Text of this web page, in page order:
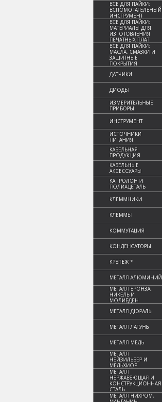
ВСЕ ДЛЯ ПАЙКИ:
ВСПОМОГАТЕЛЬНЫЙ
ИНСТРУМЕНТ
ВСЕ ДЛЯ ПАЙКИ:
МАТЕРИАЛЫ ДЛЯ
ИЗГОТОВЛЕНИЯ
ПЕЧАТНЫХ ПЛАТ
ВСЕ ДЛЯ ПАЙКИ:
МАСЛА, СМАЗКИ И
ЗАЩИТНЫЕ
ПОКРЫТИЯ
ДАТЧИКИ
ДИОДЫ
ИЗМЕРИТЕЛЬНЫЕ
ПРИБОРЫ
ИНСТРУМЕНТ
ИСТОЧНИКИ
ПИТАНИЯ
КАБЕЛЬНАЯ
ПРОДУКЦИЯ
КАБЕЛЬНЫЕ
АКСЕССУАРЫ
КАПРОЛОН И
ПОЛИАЦЕТАЛЬ
КЛЕММНИКИ
КЛЕММЫ
КОММУТАЦИЯ
КОНДЕНСАТОРЫ
КРЕПЕЖ *
МЕТАЛЛ АЛЮМИНИЙ
МЕТАЛЛ БРОНЗА,
НИКЕЛЬ И
МОЛИБДЕН
МЕТАЛЛ ДЮРАЛЬ
МЕТАЛЛ ЛАТУНЬ
МЕТАЛЛ МЕДЬ
МЕТАЛЛ
НЕЙЗИЛЬБЕР И
МЕЛЬХИОР
МЕТАЛЛ
НЕРЖАВЕЮЩАЯ И
КОНСТРУКЦИОННАЯ
СТАЛЬ
МЕТАЛЛ НИХРОМ,